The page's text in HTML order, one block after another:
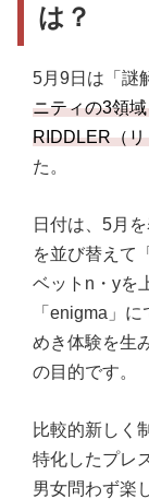
は？
5月9日は「謎
ニティの3領
RIDDLER（
た。
日付は、5月
を並び替えて
ベットn・yを
「enigma」
めき体験を生
の目的です。
比較的新しく
特化したプレ
男女問わず楽